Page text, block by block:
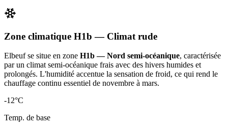
Zone climatique H1b — Climat rude
Elbeufse situe en zone H1b — Nord semi-océanique, caractérisée
par un climat semi-océanique frais avec des hivers humides et
prolongés. L'humidité accentue la sensation de froid, ce qui rend le
chauffage continu essentiel de novembre à mars.
-12°C
Temp. de base